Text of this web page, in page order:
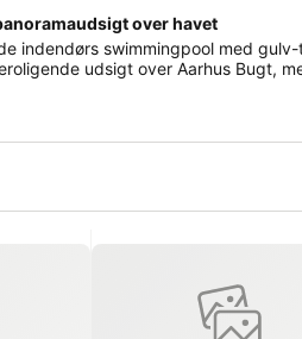
over havet
indendørs swimmingpool med
udsigt over Aarhus Bugt,